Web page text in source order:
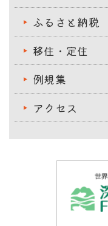
ふるさと納税
移住・定住
例規集
アクセス